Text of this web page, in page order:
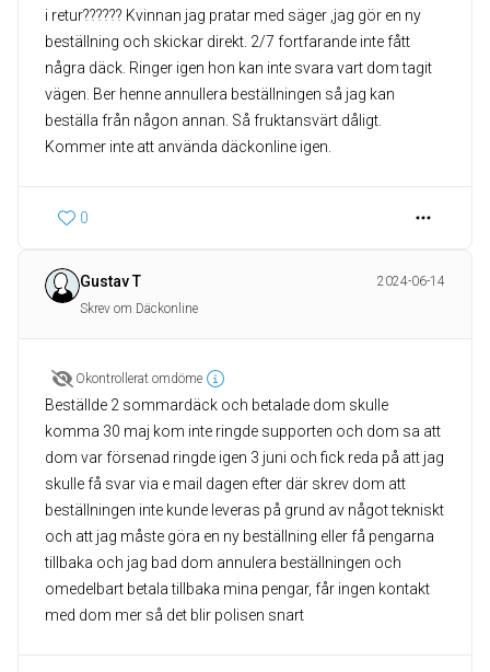
i retur?????? Kvinnan jag pratar med säger ,jag gör en ny
beställning och skickar direkt. 2/7 fortfarande inte fått
några däck. Ringer igen hon kan inte svara vart dom tagit
vägen. Ber henne annullera beställningen så jag kan
beställa från någon annan. Så fruktansvärt dåligt.
Kommer inte att använda däckonline igen.
0
Gustav T
2024-06-14
Skrev om Däckonline
Okontrollerat omdöme
Beställde 2 sommardäck och betalade dom skulle
komma 30 maj kom inte ringde supporten och dom sa att
dom var försenad ringde igen 3 juni och fick reda på att jag
skulle få svar via e mail dagen efter där skrev dom att
beställningen inte kunde leveras på grund av något tekniskt
och att jag måste göra en ny beställning eller få pengarna
tillbaka och jag bad dom annulera beställningen och
omedelbart betala tillbaka mina pengar, får ingen kontakt
med dom mer så det blir polisen snart